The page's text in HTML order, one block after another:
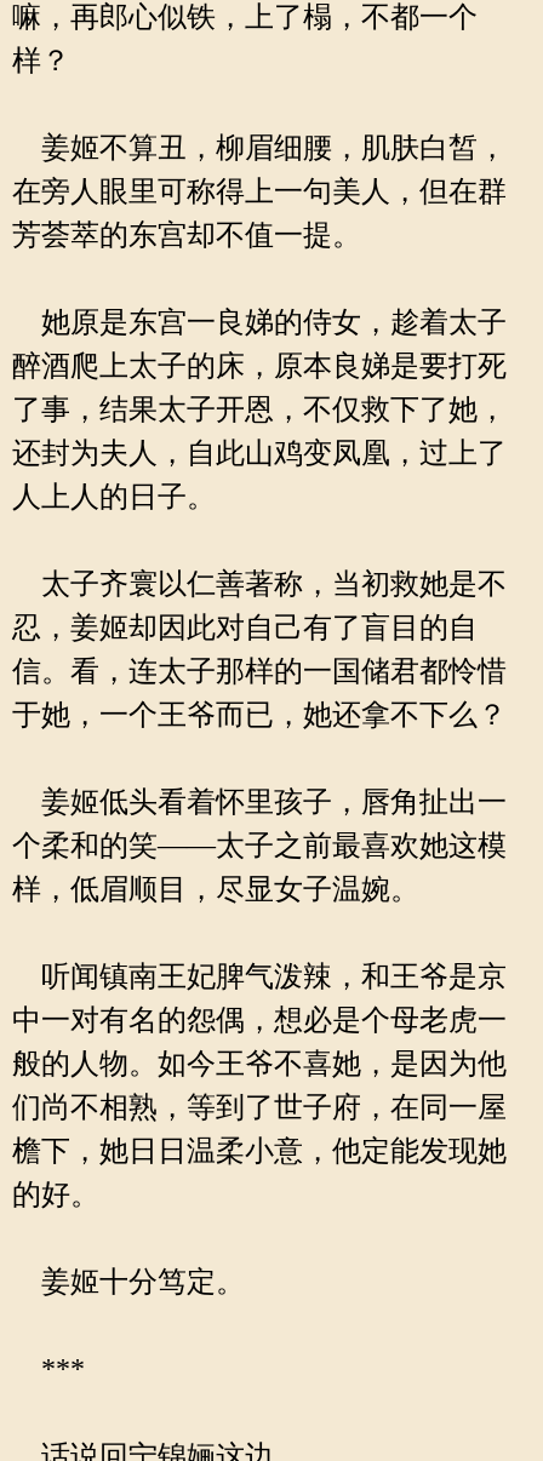
嘛，再郎心似铁，上了榻，不都一个
样？
姜姬不算丑，柳眉细腰，肌肤白皙，
在旁人眼里可称得上一句美人，但在群
芳荟萃的东宫却不值一提。
她原是东宫一良娣的侍女，趁着太子
醉酒爬上太子的床，原本良娣是要打死
了事，结果太子开恩，不仅救下了她，
还封为夫人，自此山鸡变凤凰，过上了
人上人的日子。
太子齐寰以仁善著称，当初救她是不
忍，姜姬却因此对自己有了盲目的自
信。看，连太子那样的一国储君都怜惜
于她，一个王爷而已，她还拿不下么？
姜姬低头看着怀里孩子，唇角扯出一
个柔和的笑——太子之前最喜欢她这模
样，低眉顺目，尽显女子温婉。
听闻镇南王妃脾气泼辣，和王爷是京
中一对有名的怨偶，想必是个母老虎一
般的人物。如今王爷不喜她，是因为他
们尚不相熟，等到了世子府，在同一屋
檐下，她日日温柔小意，他定能发现她
的好。
姜姬十分笃定。
***